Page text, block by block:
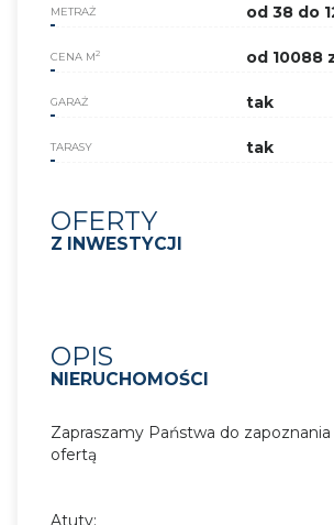
METRAŻ od 38 do
CENA M2 od 10088
GARAŻ tak
TARASY tak
OFERTY
Z INWESTYCJI
OPIS
NIERUCHOMOŚCI
Zapraszamy Państwa do zapoznania
ofertą
Atuty: